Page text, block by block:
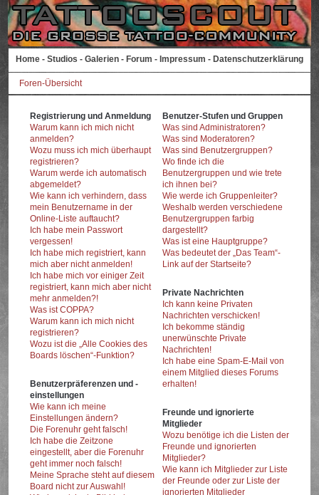
Home - Studios - Galerien - Forum - Impressum - Datenschutzerklärung
Foren-Übersicht
Registrierung und Anmeldung
Warum kann ich mich nicht
anmelden?
Wozu muss ich mich überhaupt
registrieren?
Warum werde ich automatisch
abgemeldet?
Wie kann ich verhindern, dass
mein Benutzername in der
Online-Liste auftaucht?
Ich habe mein Passwort
vergessen!
Ich habe mich registriert, kann
mich aber nicht anmelden!
Ich habe mich vor einiger Zeit
registriert, kann mich aber nicht
mehr anmelden?!
Was ist COPPA?
Warum kann ich mich nicht
registrieren?
Wozu ist die „Alle Cookies des
Boards löschen“-Funktion?
Benutzerpräferenzen und -
einstellungen
Wie kann ich meine
Einstellungen ändern?
Die Forenuhr geht falsch!
Ich habe die Zeitzone
eingestellt, aber die Forenuhr
geht immer noch falsch!
Meine Sprache steht auf diesem
Board nicht zur Auswahl!
Benutzer-Stufen und Gruppen
Was sind Administratoren?
Was sind Moderatoren?
Was sind Benutzergruppen?
Wo finde ich die
Benutzergruppen und wie trete
ich ihnen bei?
Wie werde ich Gruppenleiter?
Weshalb werden verschiedene
Benutzergruppen farbig
dargestellt?
Was ist eine Hauptgruppe?
Was bedeutet der „Das Team“-
Link auf der Startseite?
Private Nachrichten
Ich kann keine Privaten
Nachrichten verschicken!
Ich bekomme ständig
unerwünschte Private
Nachrichten!
Ich habe eine Spam-E-Mail von
einem Mitglied dieses Forums
erhalten!
Freunde und ignorierte
Mitglieder
Wozu benötige ich die Listen der
Freunde und ignorierten
Mitglieder?
Wie kann ich Mitglieder zur Liste
der Freunde oder zur Liste der
ignorierten Mitglieder